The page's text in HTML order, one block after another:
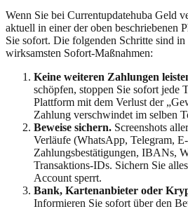
Wenn Sie bei Currentupdatehuba Geld
aktuell in einer der oben beschriebenen
Sie sofort. Die folgenden Schritte sind
wirksamsten Sofort-Maßnahmen:
Keine weiteren Zahlungen
schöpfen, stoppen Sie sofort jede
Plattform mit dem Verlust der
Zahlung verschwindet im selben
Beweise sichern. Screenshots
Verläufe (WhatsApp, Telegram,
Zahlungsbestätigungen, IBANs,
Transaktions-IDs. Sichern Sie
Account sperrt.
Bank, Kartenanbieter oder
Informieren Sie sofort über den